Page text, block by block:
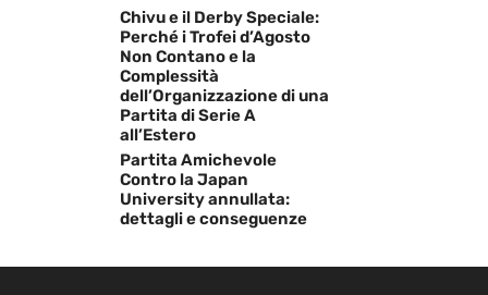
Chivu e il Derby Speciale:
Perché i Trofei d’Agosto
Non Contano e la
Complessità
dell’Organizzazione di una
Partita di Serie A
all’Estero
Partita Amichevole
Contro la Japan
University annullata:
dettagli e conseguenze